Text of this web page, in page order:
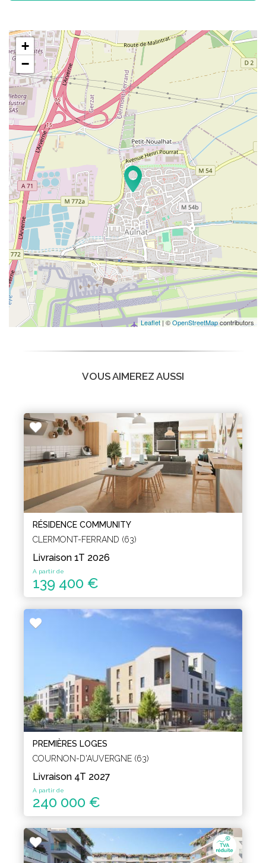
+
−
Leaflet | ©OpenStreetMapcontributors
VOUS AIMEREZ AUSSI
RÉSIDENCE COMMUNITY
CLERMONT-FERRAND (63)
Livraison 1T 2026
A partir de
139 400 €
PREMIÈRES LOGES
COURNON-D'AUVERGNE (63)
Livraison 4T 2027
A partir de
240 000 €